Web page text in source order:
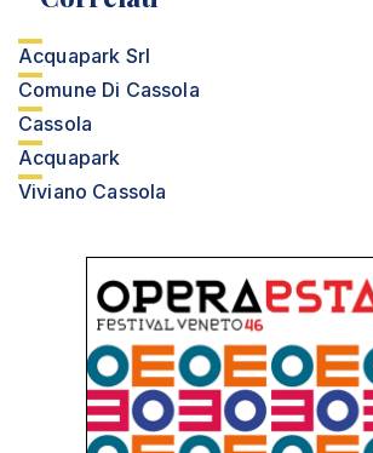
Acquapark Srl
Comune Di Cassola
Cassola
Acquapark
Viviano Cassola